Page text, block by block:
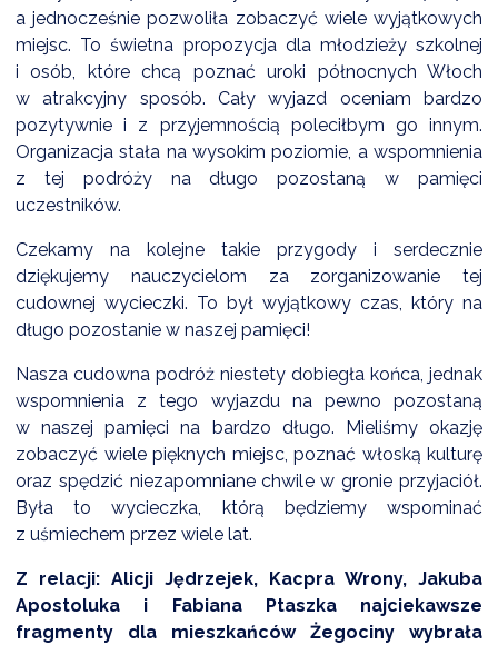
a jednocześnie pozwoliła zobaczyć wiele wyjątkowych
miejsc. To świetna propozycja dla młodzieży szkolnej
i osób, które chcą poznać uroki północnych Włoch
w atrakcyjny sposób. Cały wyjazd oceniam bardzo
pozytywnie i z przyjemnością poleciłbym go innym.
Organizacja stała na wysokim poziomie, a wspomnienia
z tej podróży na długo pozostaną w pamięci
uczestników.
Czekamy na kolejne takie przygody i serdecznie
dziękujemy nauczycielom za zorganizowanie tej
cudownej wycieczki. To był wyjątkowy czas, który na
długo pozostanie w naszej pamięci!
Nasza cudowna podróż niestety dobiegła końca, jednak
wspomnienia z tego wyjazdu na pewno pozostaną
w naszej pamięci na bardzo długo. Mieliśmy okazję
zobaczyć wiele pięknych miejsc, poznać włoską kulturę
oraz spędzić niezapomniane chwile w gronie przyjaciół.
Była to wycieczka, którą będziemy wspominać
z uśmiechem przez wiele lat.
Z relacji: Alicji Jędrzejek, Kacpra Wrony, Jakuba
Apostoluka i Fabiana Ptaszka najciekawsze
fragmenty dla mieszkańców Żegociny wybrała